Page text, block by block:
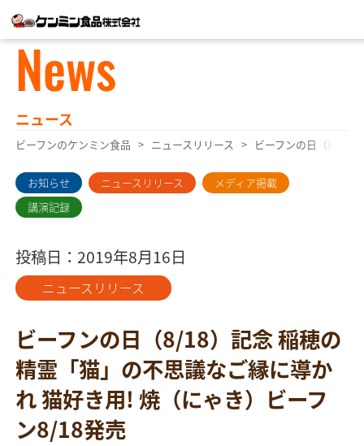
News
ニュース
ビーフンのケンミン食品 ニュースリリース ビーフンの日（8/18
お知らせ ニュースリリース
メディア掲載
講演記録
投稿日：2019年8月16日
ニュースリリース
ビーフンの日（8/18）記念 稲穂の
精霊「猫」の不思議なご縁に導か
れ 猫好き用! 焼（にゃき）ビーフ
ン8/18発売